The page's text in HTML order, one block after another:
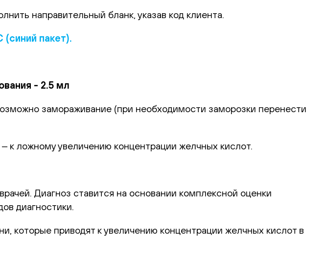
направительный бланк, указав код клиента.
(синий пакет).
- 2.5 мл
замораживание (при необходимости заморозки перенести
ложному увеличению концентрации желчных кислот.
Диагноз ставится на основании комплексной оценки
диагностики.
которые приводят к увеличению концентрации желчных кислот в